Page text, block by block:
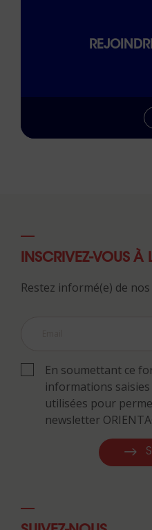
INSCRIVEZ-VOUS À
Restez informé(e) de
En soumettant ce
informations
utilisées pour
newsletter